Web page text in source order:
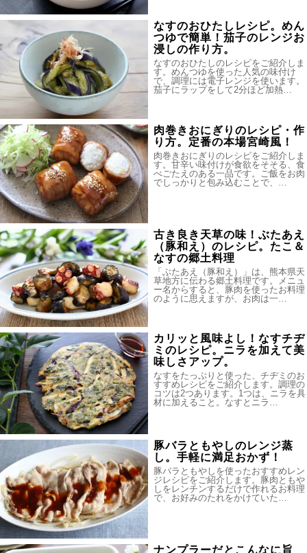
なすのおひたしレシピ。めん
つゆで簡単！茄子のレンジお
浸しの作り方。
なすのおひたしのレシピをご紹介しま
す。めんつゆを使った人気の味付け
で、調理には電子レンジを使います。
茄子にラップをして2分ほど加熱…
肉巻きおにぎりのレシピ・作
り方。定番の本場宮崎風！
肉巻きおにぎりのレシピをご紹介しま
す。甘辛い味付けが食欲をそそる、食
べごたえのある一品です。ご飯をお肉
でしっかりと包み込むことで、…
古き良き天草の味！ぶたあえ
（豚和え）のレシピ。たこ＆
なすの郷土料理
「ぶたあえ（豚和え）」は、熊本県天
草地方に伝わる郷土料理です。メニュ
ー名からすると、豚肉を使ったお料理
のように思えますが、お肉は一…
カリッと風味よし！なすチヂ
ミのレシピ。ニラを加えて美
味しさアップ。
なすをたっぷりと使った、チヂミのお
すすめレシピをご紹介します。調理の
コツは2つあります。1つは、ニラを具
材に加えること。なすとニラ…
豚バラともやしのレンジ蒸
し。手軽に満足おかず！
豚バラともやしを使ったおすすめレン
ジレシピをご紹介します。豚肉ともや
しをレンチンするだけで作れるお料理
で、お好みのたれをかけていた…
ナンプラーだとこんなに旨